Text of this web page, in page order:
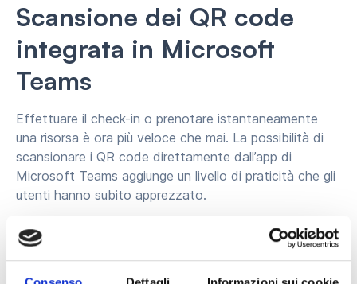
Scansione dei QR code
integrata in Microsoft
Teams
Effettuare il check-in o prenotare istantaneamente
una risorsa è ora più veloce che mai. La possibilità di
scansionare i QR code direttamente dall’app di
Microsoft Teams aggiunge un livello di praticità che gli
utenti hanno subito apprezzato.